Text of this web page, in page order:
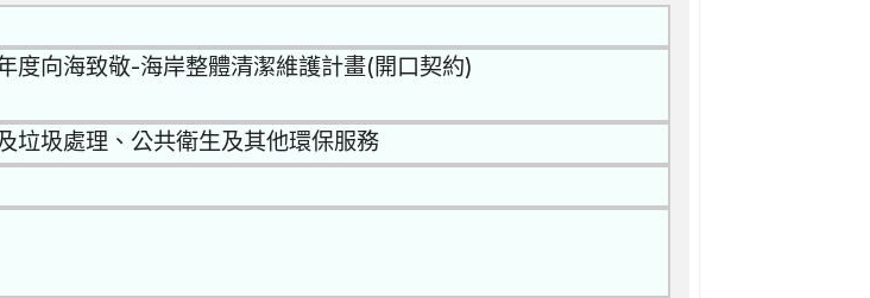
度向海致敬-海岸整體清潔維護計畫(開口契約)
圾處理、公共衛生及其他環保服務